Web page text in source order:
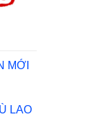
MỚI
LAO